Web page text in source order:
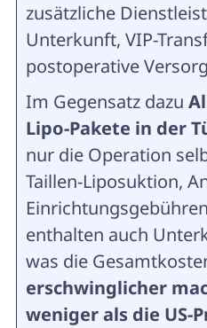
zusätzliche
Unterkunft, VIP-
postoperative
Im Gegensatz dazu
Lipo-Pakete in der
nur die Operation
Taillen-Liposuktion,
enthalten auch
was die
erschwinglicher
weniger als die US-